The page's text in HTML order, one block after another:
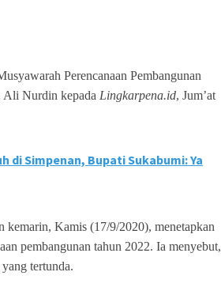
Perencanaan Pembangunan
Ali Nurdin kepada Lingkarpena.id, Jum’at
di Simpenan, Bupati Sukabumi: Ya
kemarin, Kamis (17/9/2020), menetapkan
pembangunan tahun 2022. Ia menyebut,
tertunda.